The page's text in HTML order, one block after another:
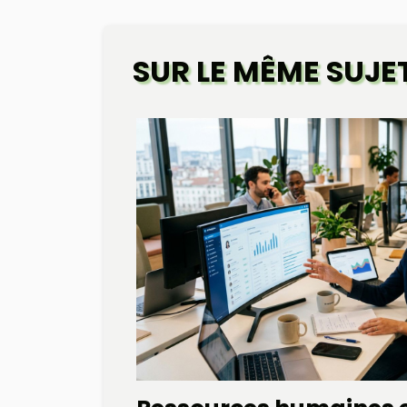
SUR LE MÊME